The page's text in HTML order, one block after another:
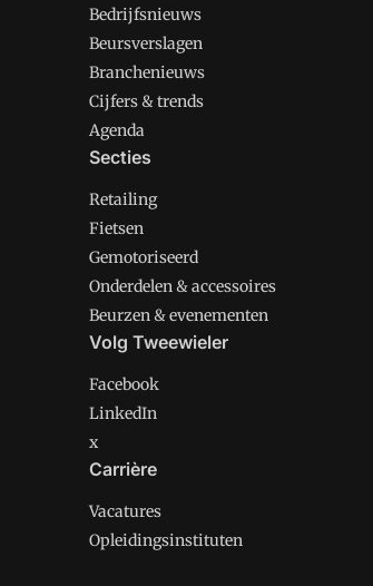
Bedrijfsnieuws
Beursverslagen
Branchenieuws
Cijfers & trends
Agenda
Secties
Retailing
Fietsen
Gemotoriseerd
Onderdelen & accessoires
Beurzen & evenementen
Volg Tweewieler
Facebook
LinkedIn
x
Carrière
Vacatures
Opleidingsinstituten